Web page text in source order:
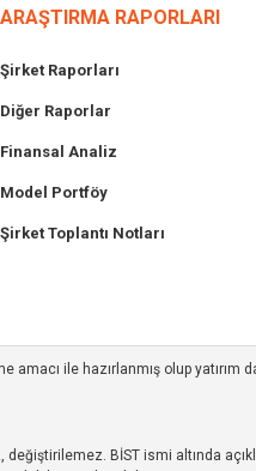
ARAŞTIRMA RAPORLARI
Şirket Raporları
Diğer Raporlar
Finansal Analiz
Model Portföy
Şirket Toplantı Notları
ile hazırlanmış olup yatırım
BİST ismi altında